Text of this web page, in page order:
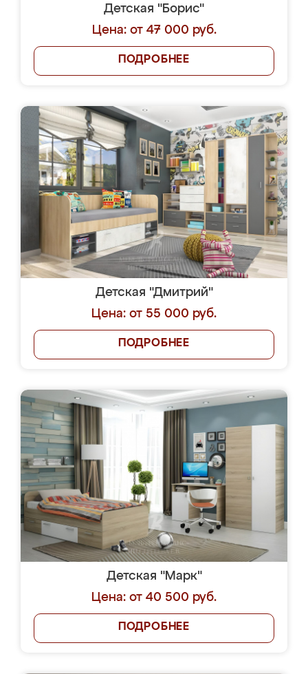
Детская "Борис"
Цена: от 47 000 руб.
ПОДРОБНЕЕ
Детская "Дмитрий"
Цена: от 55 000 руб.
ПОДРОБНЕЕ
Детская "Марк"
Цена: от 40 500 руб.
ПОДРОБНЕЕ